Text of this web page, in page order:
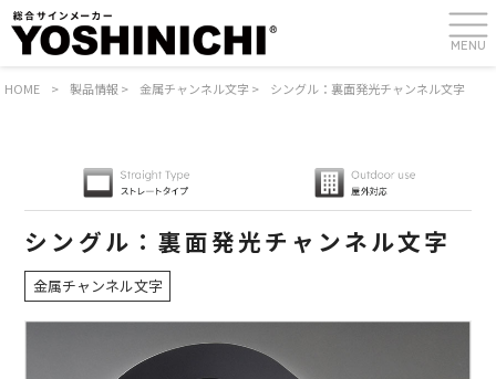
MENU
HOME > 製品情報 > 金属チャンネル文字> シングル：裏面発光チャンネル文字
シングル：裏面発光チャンネル文字
金属チャンネル文字